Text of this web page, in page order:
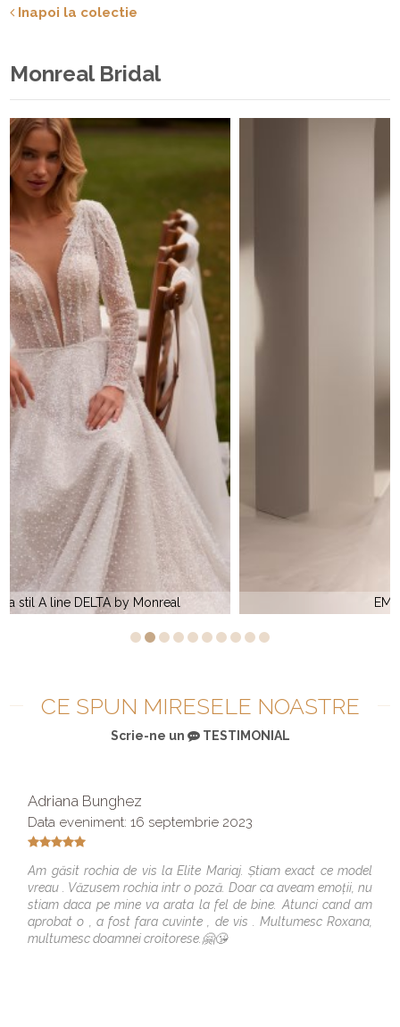
Inapoi la colectie
Monreal Bridal
EMILY by Monreal
CE SPUN MIRESELE NOASTRE
Scrie-ne un TESTIMONIAL
Adriana Bunghez
Data eveniment: 16 septembrie 2023
Am găsit rochia de vis la Elite Mariaj. Știam exact ce model
vreau . Văzusem rochia intr o poză. Doar ca aveam emoții, nu
stiam daca pe mine va arata la fel de bine. Atunci cand am
aprobat o , a fost fara cuvinte , de vis . Multumesc Roxana,
multumesc doamnei croitorese.🤗😘